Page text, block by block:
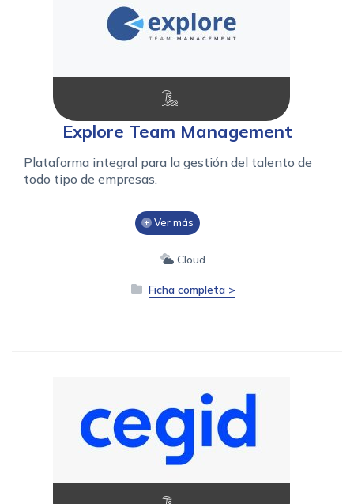
Explore Team Management
Plataforma integral para la gestión del talento de
todo tipo de empresas.
Ver más
Cloud
Ficha completa >